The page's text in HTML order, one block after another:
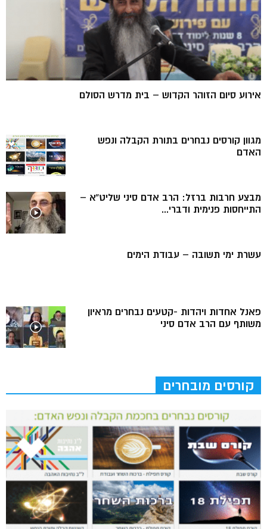
אירוע סיום הזוהר הקדוש – בית מדרש הסולם
מגוון קורסים נבחרים בתורת הקבלה ונפש
האדם
מבצע חרבות ברזל: הרב אדם סיני שליט”א –
התייחסות פנימית ודברי...
עשרת ימי תשובה – עבודת הימים
פאנל אחדות ויהדות -קטעים נבחרים מראיון
משותף עם הרב אדם סיני
קורסים מובחרים